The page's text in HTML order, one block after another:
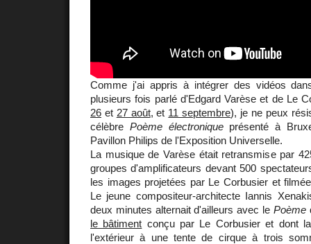
Comme j'ai appris à intégrer des vidéos
plusieurs fois parlé d'Edgard Varèse et de Le
26 et 27 août, et 11 septembre), je ne peux
célèbre Poème électroniqueprésenté à
Pavillon Philips de l'Exposition Universelle.
La musique de Varèse était retransmise par
groupes d'amplificateurs devant 500
les images projetées par Le Corbusier et
Le jeune compositeur-architecte Iannis
deux minutes alternait d'ailleurs avec le Poème
le bâtiment conçu par Le Corbusier et dont
l'extérieur à une tente de cirque à trois